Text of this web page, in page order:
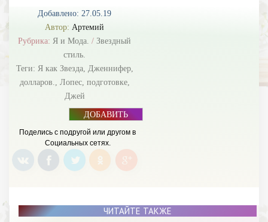
Добавлено: 27.05.19
Автор: Артемий
Рубрика: Я и Мода. / Звездный
стиль.
Теги: Я как Звезда, Дженнифер,
долларов., Лопес, подготовке,
Джей
ДОБАВИТЬ
Поделись с подругой или другом в
Социальных сетях.
ЧИТАЙТЕ ТАКЖЕ